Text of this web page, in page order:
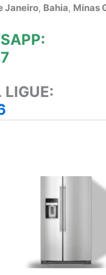
Janeiro, Bahia, Minas
LIGUE: